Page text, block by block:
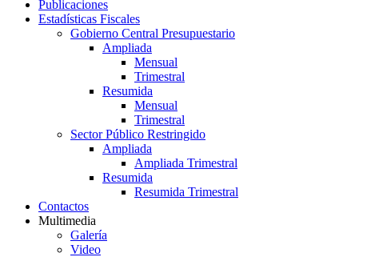
Publicaciones
Estadísticas Fiscales
Gobierno Central Presupuestario
Ampliada
Mensual
Trimestral
Resumida
Mensual
Trimestral
Sector Público Restringido
Ampliada
Ampliada Trimestral
Resumida
Resumida Trimestral
Contactos
Multimedia
Galería
Video